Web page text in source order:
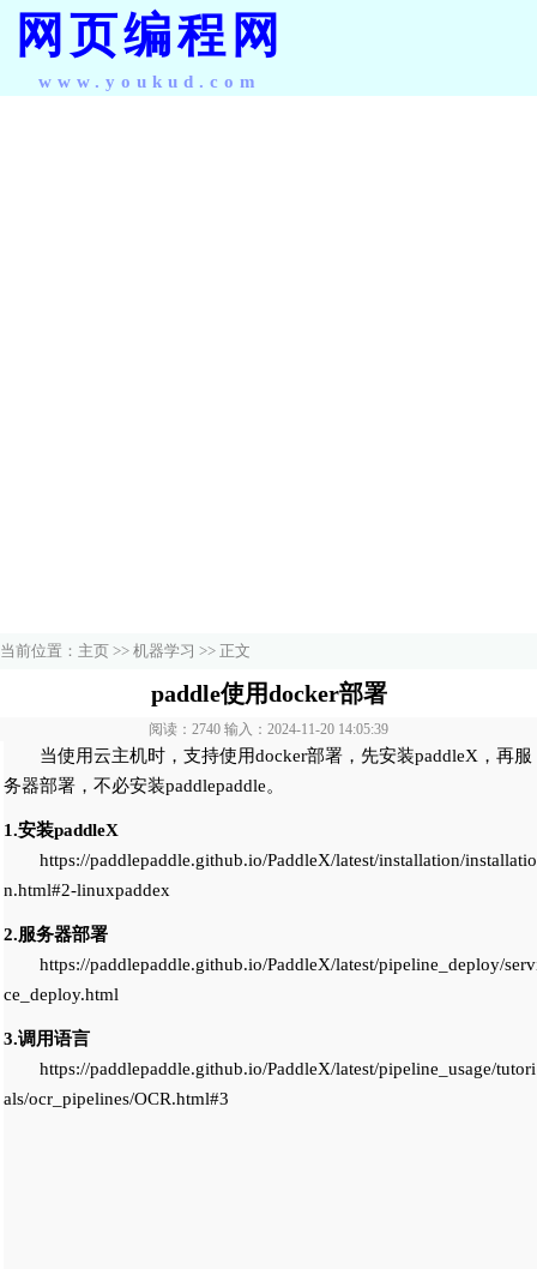
网页编程网
www.youkud.com
当前位置： 主页 >> 机器学习 >> 正文
paddle使用docker部署
阅读：2740 输入：2024-11-20 14:05:39
当使用云主机时，支持使用docker部署，先安装paddleX，再服
务器部署，不必安装paddlepaddle。
1.安装paddleX
https://paddlepaddle.github.io/PaddleX/latest/installation/installatio
n.html#2-linuxpaddex
2.服务器部署
https://paddlepaddle.github.io/PaddleX/latest/pipeline_deploy/
ce_deploy.html
3.调用语言
https://paddlepaddle.github.io/PaddleX/latest/pipeline_usage/tutori
als/ocr_pipelines/OCR.html#3